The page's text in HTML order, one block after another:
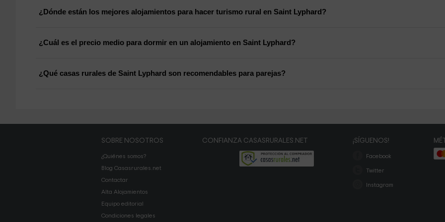
¿Dónde están los mejores alojamientos para hacer turismo rural en Saint Lyphard?
¿Cuál es el precio medio para dormir en un alojamiento en Saint Lyphard?
¿Qué casas rurales de Saint Lyphard son recomendables para parejas?
SOBRE NOSOTROS
¿Quiénes somos?
Blog Casasrurales.net
Contactar
Alta Alojamientos
Equipo editorial
Condiciones legales
CONFIANZA CASASRURALES.NET ¡SÍGUENOS!
Facebook
Twitter
Instagram